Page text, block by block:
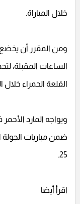
خلال المباراة.
ومن المقرر أن يخضع
الساعات المقبلة،
القلعة الحمراء خلال
ويواجه المارد
25.
اقرأ أيضا